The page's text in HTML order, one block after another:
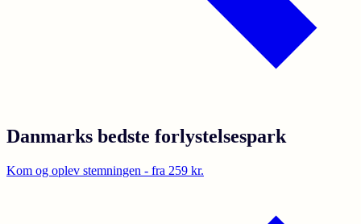
Danmarks bedste forlystelsespark
Kom og oplev stemningen - fra 259 kr.